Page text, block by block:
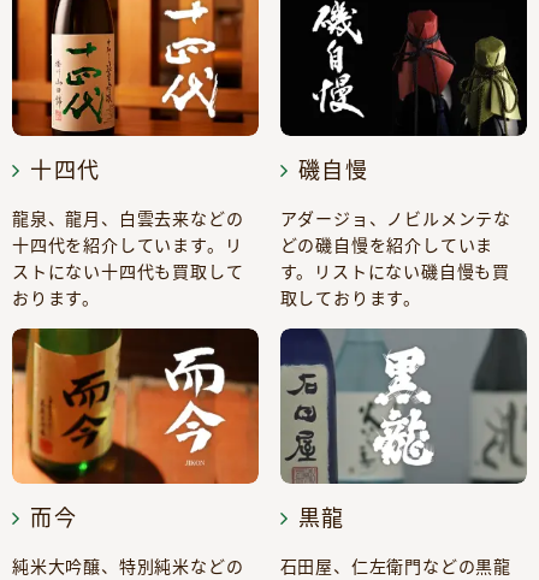
十四代
龍泉、龍月、白雲去来などの
十四代を紹介しています。リ
ストにない十四代も買取して
おります。
磯自慢
アダージョ、ノビルメンテな
どの磯自慢を紹介していま
す。リストにない磯自慢も買
取しております。
而今
純米大吟醸、特別純米などの
黒龍
石田屋、仁左衛門などの黒龍